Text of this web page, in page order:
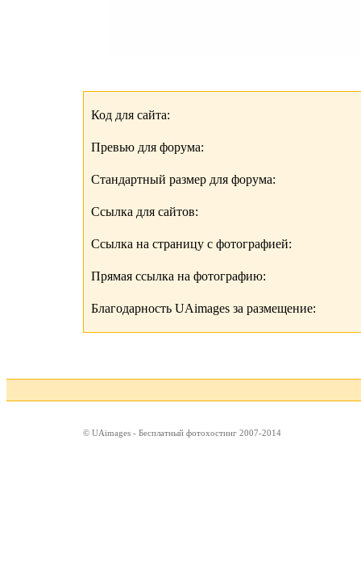
Код для сайта:
Превью для форума:
Стандартный размер для форума:
Ссылка для сайтов:
Ссылка на страницу с фотографией:
Прямая ссылка на фотографию:
Благодарность UAimages за размещение:
© UAimages - Бесплатный фотохостинг 2007-2014